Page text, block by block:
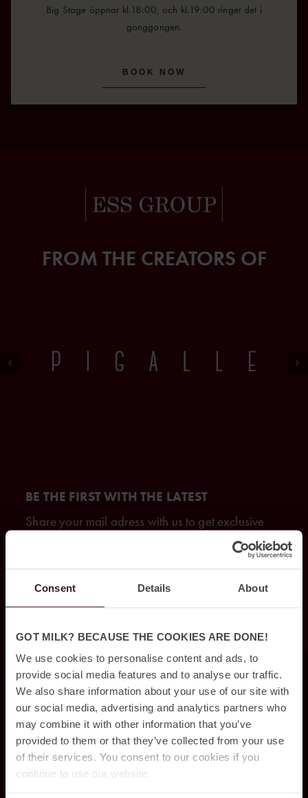
Consent Details About
GOT MILK? BECAUSE THE COOKIES ARE DONE!
We use cookies to personalise content and ads, to
provide social media features and to analyse our traffic.
We also share information about your use of our site with
our social media, advertising and analytics partners who
may combine it with other information that you’ve
provided to them or that they’ve collected from your use
of their services. You consent to our cookies if you
continue to use our website.
Big Stage öppnar kl.18:00, och kl.19:00 ringer det i
gonggongen.
BOOK NOW
FROM THE CREATORS OF
BE THE FIRST WITH THE LATEST
Share your mail adress with us to get exclusive
HITTA OSS
Jacy’z Hotel & Resort
Drakegatan 10,
412 50 Göteborg,